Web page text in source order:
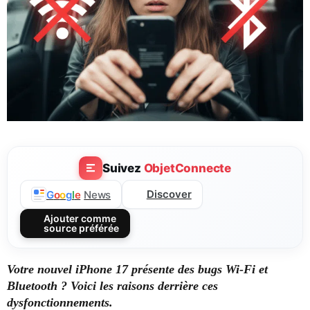
Suivez ObjetConnecte
Google News Discover
Ajouter comme
source préférée
Votre nouvel iPhone 17 présente des bugs Wi-Fi et
Bluetooth ? Voici les raisons derrière ces
dysfonctionnements.